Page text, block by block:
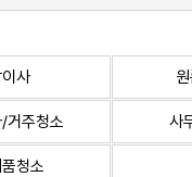
사
거주청소 사
청소